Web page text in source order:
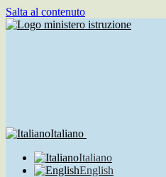
Salta al contenuto
Italiano
Italiano
English